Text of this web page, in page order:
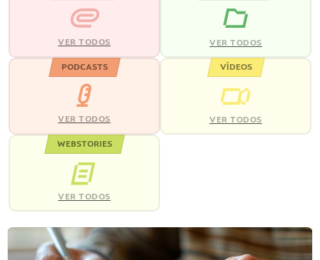
VER TODOS VER TODOS
PODCASTS
VER TODOS
VÍDEOS
VER TODOS
WEBSTORIES
VER TODOS